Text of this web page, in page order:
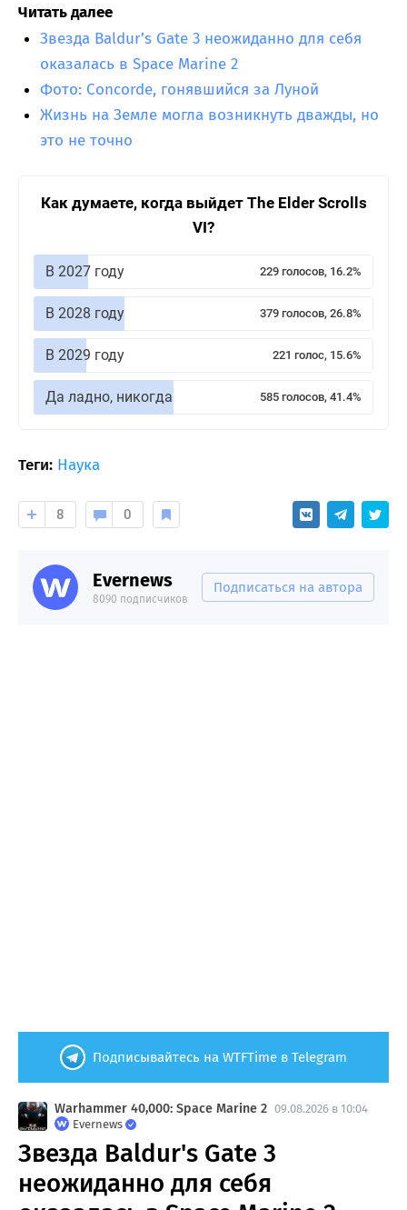
Читать далее
Звезда Baldur’s Gate 3 неожиданно для себя
оказалась в Space Marine 2
Фото: Concorde, гонявшийся за Луной
Жизнь на Земле могла возникнуть дважды, но
это не точно
Как думаете, когда выйдет The Elder Scrolls
VI?
В 2027 году 229 голосов, 16.2%
В 2028 году 379 голосов, 26.8%
В 2029 году 221 голос, 15.6%
Да ладно, никогда 585 голосов, 41.4%
Теги: Наука
8 0
Evernews
8090 подписчиков
Подписаться на автора
Подписывайтесь на WTFTime в Telegram
Warhammer 40,000: Space Marine 2 09.08.2026 в 10:04
Evernews
Звезда Baldur's Gate 3
неожиданно для себя